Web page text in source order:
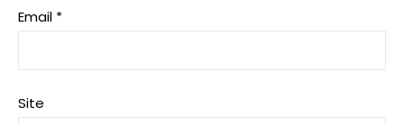
Email *
Site